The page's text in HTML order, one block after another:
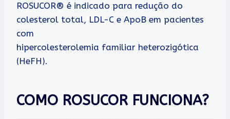
ROSUCOR® é indicado para redução do
colesterol total, LDL-C e ApoB em pacientes
com
hipercolesterolemia familiar heterozigótica
(HeFH).
COMO ROSUCOR FUNCIONA?